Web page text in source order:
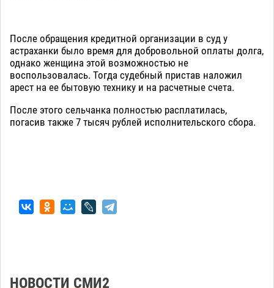
После обращения кредитной организации в суд у
астраханки было время для добровольной оплаты долга,
однако женщина этой возможностью не
воспользовалась. Тогда судебный пристав наложил
арест на ее бытовую технику и на расчетные счета.
После этого сельчанка полностью расплатилась,
погасив также 7 тысяч рублей исполнительского сбора.
НОВОСТИ СМИ2